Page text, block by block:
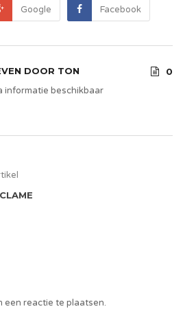
Google Facebook
DOOR TON
0
informatie beschikbaar
een reactie te plaatsen.